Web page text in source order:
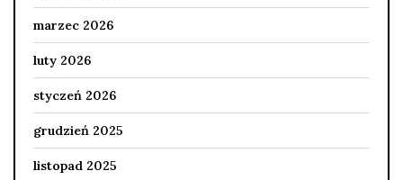
marzec 2026
luty 2026
styczeń 2026
grudzień 2025
listopad 2025